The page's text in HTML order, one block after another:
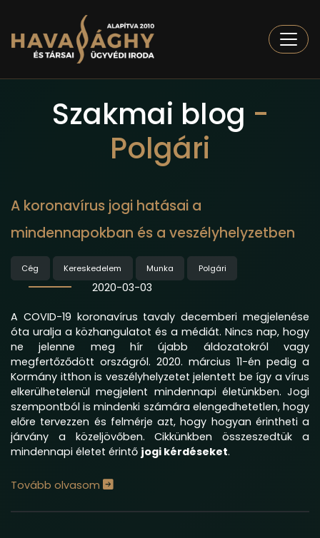
Szakmai blog -
Polgári
A koronavírus jogi hatásai a
mindennapokban és a veszélyhelyzetben
Cég Kereskedelem Munka Polgári
2020-03-03
A COVID-19 koronavírus tavaly decemberi megjelenése
óta uralja a közhangulatot és a médiát. Nincs nap, hogy
ne jelenne meg hír újabb áldozatokról vagy
megfertőződött országról. 2020. március 11-én pedig a
Kormány itthon is veszélyhelyzetet jelentett be így a vírus
elkerülhetelenül megjelent mindennapi életünkben. Jogi
szempontból is mindenki számára elengedhetetlen, hogy
előre tervezzen és felmérje azt, hogy hogyan érintheti a
járvány a közeljövőben. Cikkünkben összeszedtük a
mindennapi életet érintő jogi kérdéseket.
Tovább olvasom